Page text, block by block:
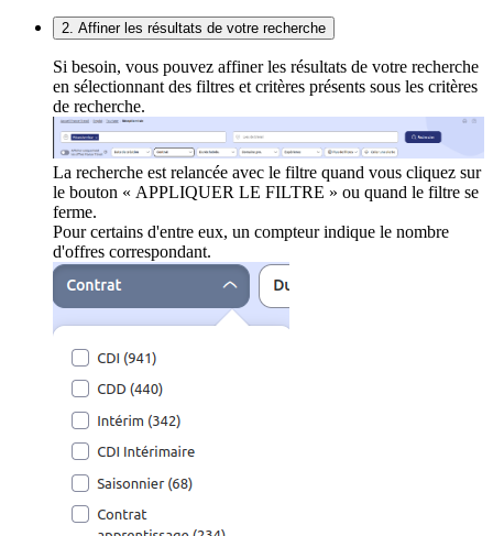
2. Affiner les résultats de votre recherche
Si besoin, vous pouvez affiner les résultats de votre recherche
en sélectionnant des filtres et critères présents sous les critères
de recherche.
La recherche est relancée avec le filtre quand vous cliquez sur
le bouton « APPLIQUER LE FILTRE » ou quand le filtre se
ferme.
Pour certains d'entre eux, un compteur indique le nombre
d'offres correspondant.